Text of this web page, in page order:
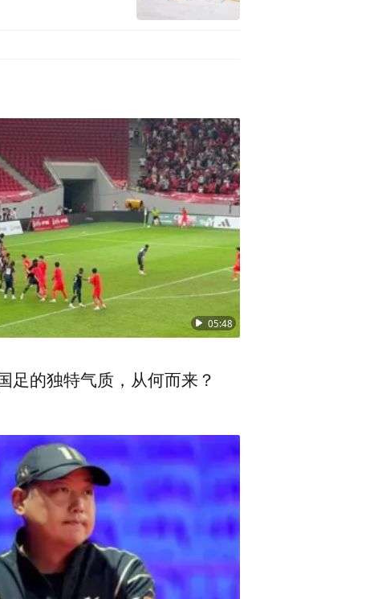
重视教育对外开放，与世界120
土化实用技能人才，河南教育
开局之年，河南省教育厅推出
专业标准、课程标准、教学资
果。
05:48
足的独特气质，从何而来？